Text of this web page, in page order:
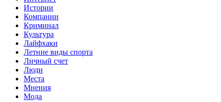
Истории
Компании
Криминал
Культура
Лайфхаки
Летние виды спорта
Личный счет
Люди
Места
Мнения
Мода